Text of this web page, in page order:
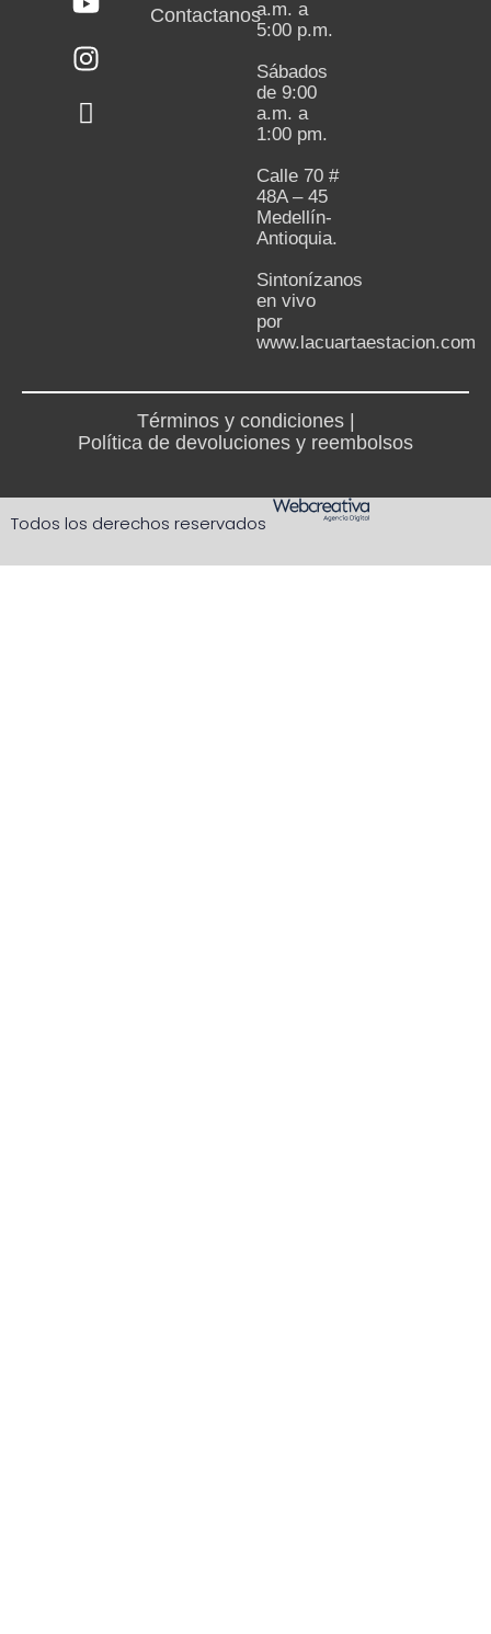
Contactanosa.m. a
5:00 p.m.
Sábados
de 9:00
a.m. a
1:00 pm.
Calle 70 #
48A – 45
Medellín-
Antioquia.
Sintonízanos
en vivo
por
www.lacuartaestacion.com
Términos y condiciones |
Política de devoluciones y reembolsos
Todos los derechos reservados